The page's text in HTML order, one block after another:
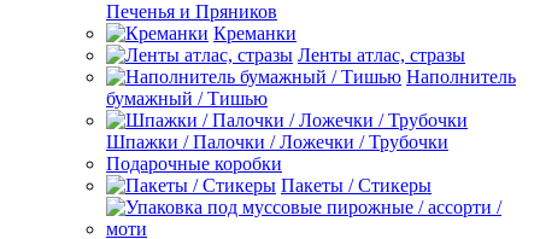
Печенья и Пряников
Креманки
Ленты атлас, стразы
Наполнитель
бумажный / Тишью
Шпажки / Палочки / Ложечки / Трубочки
Подарочные коробки
Пакеты / Стикеры